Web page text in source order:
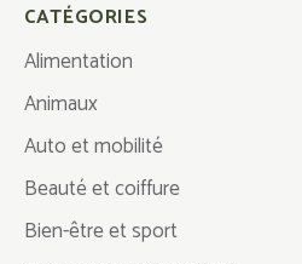
CATÉGORIES
Alimentation
Animaux
Auto et mobilité
Beauté et coiffure
Bien-être et sport